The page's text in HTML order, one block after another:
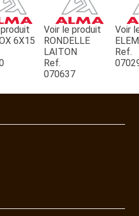
6X15
Voir le produit
RONDELLE
LAITON
Ref.
070637
Voir
Ref.